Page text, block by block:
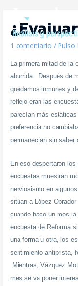
1 comentario /Pulso
La primera mitad de la
aburrida. Después de
quedamos inmunes y
reflejo eran las
parecían más
preferencia no
permanecían sin saber
En eso despertaron
encuestas muestran
nerviosismo en
sitúan a López
cuando hace un mes
encuesta de Reforma
una forma u otra, los
sentimiento antiprista,
Mientras, Vázquez
mes se va poner